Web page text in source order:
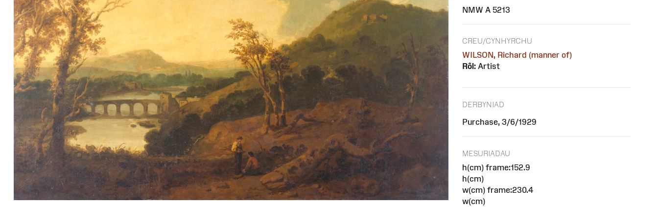
NMW A 5213
CREU/CYNHYRCHU
WILSON, Richard (manner of)
Rôl: Artist
DERBYNIAD
Purchase, 3/6/1929
MESURIADAU
h(cm) frame:152.9
h(cm)
w(cm) frame:230.4
w(cm)